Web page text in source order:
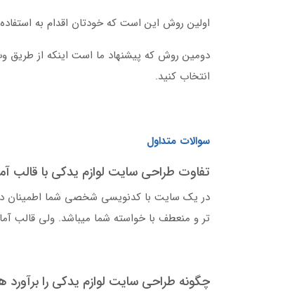
اولین روش این است که خودتان اقدام به
دومین روش که پیشنهاد ما است اینکه از طریق
انتخاب کنید.
سوالات متداول
تفاوت طراحی سایت لوازم یدکی با
در یک سایت با کدنویسی شخصی شما اطمینان
تر و منعطف با خواسته شما میباشد. ولی قالب
چگونه طراحی سایت لوازم یدکی را برآورد